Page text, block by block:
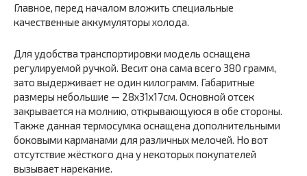
Главное, перед началом вложить специальные
качественные аккумуляторы холода.
Для удобства транспортировки модель оснащена
регулируемой ручкой. Весит она сама всего 380 грамм,
зато выдерживает не один килограмм. Габаритные
размеры небольшие — 28х31х17см. Основной отсек
закрывается на молнию, открывающуюся в обе стороны.
Также данная термосумка оснащена дополнительными
боковыми карманами для различных мелочей. Но вот
отсутствие жёсткого дна у некоторых покупателей
вызывает нарекание.